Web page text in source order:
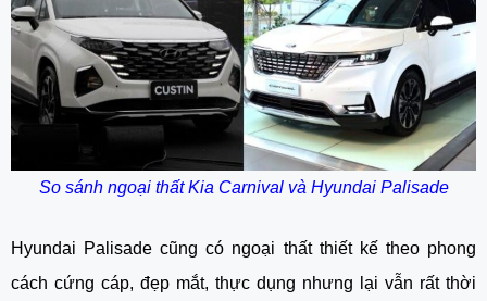
So sánh ngoại thất Kia Carnival và Hyundai Palisade
Hyundai Palisade cũng có ngoại thất thiết kế theo phong
cách cứng cáp, đẹp mắt, thực dụng nhưng lại vẫn rất thời